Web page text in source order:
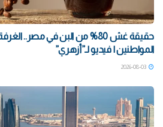
حقيقة غش 80% من البن في مصر..
المواطنين | فيديو لـ”أزهري”